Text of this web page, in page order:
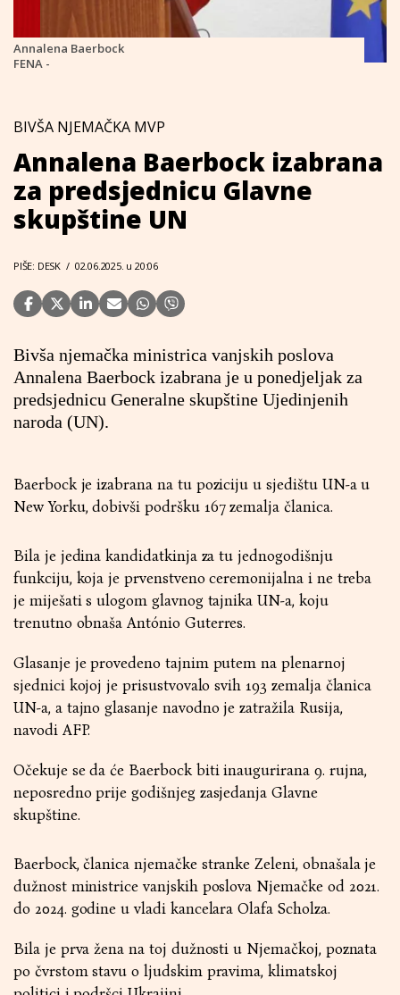
Annalena Baerbock
FENA -
BIVŠA NJEMAČKA MVP
Annalena Baerbock izabrana
za predsjednicu Glavne
skupštine UN
PIŠE: DESK / 02.06.2025. u 20:06
Bivša njemačka ministrica vanjskih poslova
Annalena Baerbock izabrana je u ponedjeljak za
predsjednicu Generalne skupštine Ujedinjenih
naroda (UN).
Baerbock je izabrana na tu poziciju u sjedištu UN-a u
New Yorku, dobivši podršku 167 zemalja članica.
Bila je jedina kandidatkinja za tu jednogodišnju
funkciju, koja je prvenstveno ceremonijalna i ne treba
je miješati s ulogom glavnog tajnika UN-a, koju
trenutno obnaša António Guterres.
Glasanje je provedeno tajnim putem na plenarnoj
sjednici kojoj je prisustvovalo svih 193 zemalja članica
UN-a, a tajno glasanje navodno je zatražila Rusija,
navodi AFP.
Očekuje se da će Baerbock biti inaugurirana 9. rujna,
neposredno prije godišnjeg zasjedanja Glavne
skupštine.
Baerbock, članica njemačke stranke Zeleni, obnašala je
dužnost ministrice vanjskih poslova Njemačke od 2021.
do 2024. godine u vladi kancelara Olafa Scholza.
Bila je prva žena na toj dužnosti u Njemačkoj, poznata
po čvrstom stavu o ljudskim pravima, klimatskoj